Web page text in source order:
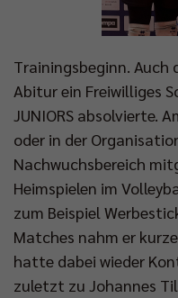
Trainingsbeginn. Auch
Abitur ein Freiwilliges
JUNIORS absolvierte.
oder in der
Nachwuchsbereich
Heimspielen im
zum Beispiel
Matches nahm er
hatte dabei wieder
zuletzt zu Johannes